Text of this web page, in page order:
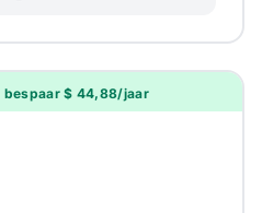
bespaar $ 44,88/jaar